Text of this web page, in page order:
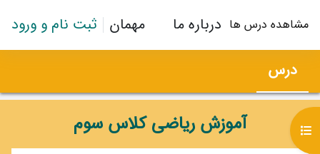
مشاهده درس ها درباره ما مهمان ثبت نام و ورود
درس
آموزش ریاضی کلاس سومباز کردن فهرست درس